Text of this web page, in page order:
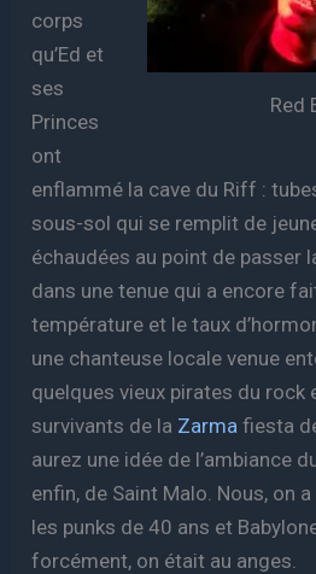
Red
corps
qu’Ed et
ses
Princes
ont
enflammé la cave du Riff :
sous-sol qui se remplit de
échaudées au point de passer
dans une tenue qui a encore
température et le taux
une chanteuse locale venue
quelques vieux pirates du rock
survivants de la Zarmafiesta
aurez une idée de l’ambiance
enfin, de Saint Malo. Nous, on a
les punks de 40 ans et
forcément, on était au anges.